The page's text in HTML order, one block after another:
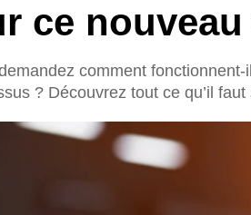
ce
comment
? Découvrez tout ce qu’il